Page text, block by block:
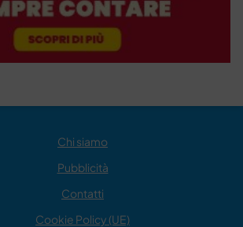
Chi siamo
Pubblicità
Contatti
Cookie Policy (UE)